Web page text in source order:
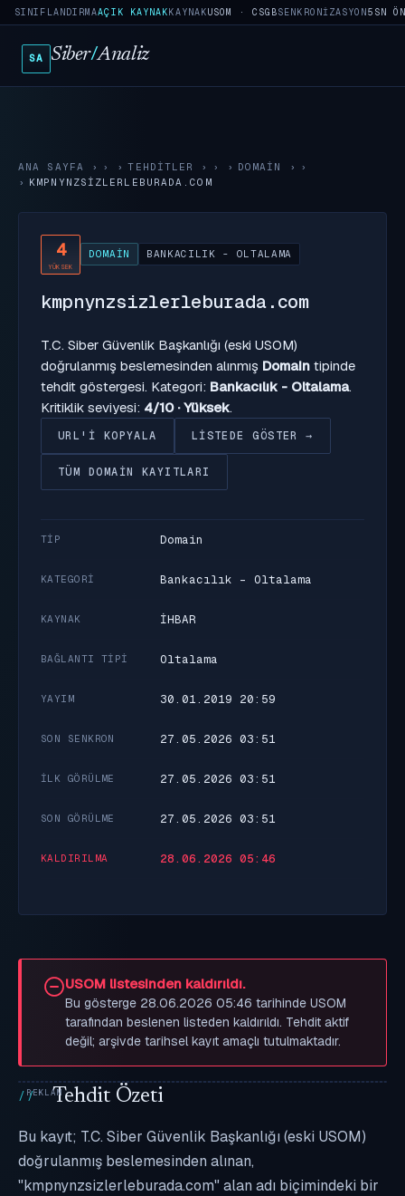
SINIFLANDIRMAAÇIK KAYNAKKAYNAKUSOM · CSGBSENKRONIZASYON5SN
SA Siber/Analiz
ANA SAYFA › TEHDITLER › DOMAIN
›
KMPNYNZSIZLERLEBURADA.COM
4
YÜKSEK
DOMAIN BANKACILIK - OLTALAMA
kmpnynzsizlerleburada.com
T.C. Siber Güvenlik Başkanlığı (eski USOM)
doğrulanmış beslemesinden alınmış Domain tipinde
tehdit göstergesi. Kategori: Bankacılık - Oltalama.
Kritiklik seviyesi: 4/10 · Yüksek.
URL'I KOPYALA LISTEDE GÖSTER →
TÜM DOMAIN KAYITLARI
TIP Domain
KATEGORI Bankacılık - Oltalama
KAYNAK İHBAR
BAĞLANTI TIPI Oltalama
YAYIM 30.01.2019 20:59
SON SENKRON 27.05.2026 03:51
İLK GÖRÜLME 27.05.2026 03:51
SON GÖRÜLME 27.05.2026 03:51
KALDIRILMA 28.06.2026 05:46
USOM listesinden kaldırıldı.
Bu gösterge 28.06.2026 05:46 tarihinde USOM
tarafından beslenen listeden kaldırıldı. Tehdit aktif
değil; arşivde tarihsel kayıt amaçlı tutulmaktadır.
Tehdit Özeti
Bu kayıt; T.C. Siber Güvenlik Başkanlığı (eski USOM)
doğrulanmış beslemesinden alınan,
"kmpnynzsizlerleburada.com" alan adı biçimindeki bir